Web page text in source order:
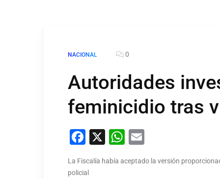
NACIONAL 0
Autoridades
feminicidio tras
Facebook
X WhatsApp
La Fiscalía había aceptado la versión
policial